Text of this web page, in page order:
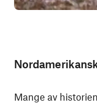
Mange av